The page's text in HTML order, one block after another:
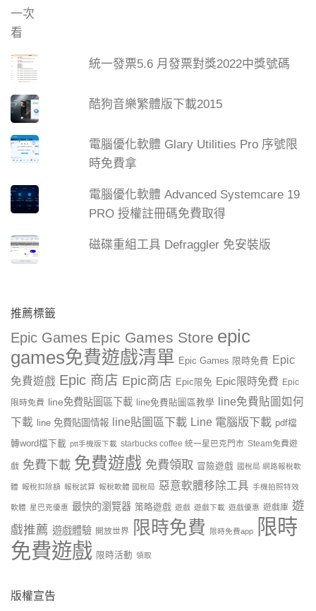
統一發票5.6 月發票對獎2022中獎號碼
酷狗音樂繁體版下載2015
電腦優化軟體 Glary Utilities Pro 序號限
時免費拿
電腦優化軟體 Advanced Systemcare 19
PRO 授權註冊碼免費取得
磁碟重組工具 Defraggler 免安裝版
推薦標籤
Epic Games Epic Games Store epic
games免費遊戲清單 Epic Games 限時免費 Epic
免費遊戲 Epic 商店 Epic商店 Epic限免 Epic限時免費 Epic
限時免費 line免費貼圖區下載 line免費貼圖區教學
line免費貼圖如何
下載 line 免費貼圖情報 line貼圖區下載 Line 電腦版下載 pdf檔
轉word檔下載 ptt手機版下載 starbucks coffee 統一星巴克門市 Steam免費遊
戲 免費下載 免費遊戲 免費領取 冒險遊戲 國稅局 網路報稅軟
體 報稅扣除額 報稅試算 報稅軟體 國稅局 惡意軟體移除工具 手機拍照特效
軟體 星巴克優惠 最快的瀏覽器 策略遊戲 遊戲 遊戲下載 遊戲優惠 遊戲庫 遊
戲推薦 遊戲體驗 開放世界 限時免費 限時免費app
限時
免費遊戲 限時活動 領取
版權宣告